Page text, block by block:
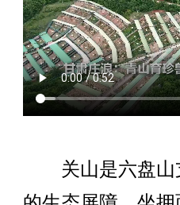
关山是六盘山